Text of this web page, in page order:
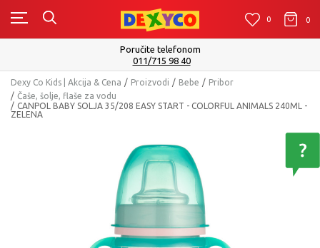
0 0 0
Poručite telefonom
011/715 98 40
Dexy Co Kids | Akcija & Cena Proizvodi Bebe
Pribor
Čaše, šolje, flaše za vodu
CANPOL BABY SOLJA 35/208 EASY START - COLORFUL ANIMALS 240ML -
ZELENA